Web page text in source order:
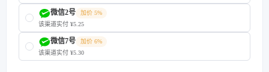
微信2号
加价 5%
该渠道实付 ¥5.25
微信7号
加价 6%
该渠道实付 ¥5.30